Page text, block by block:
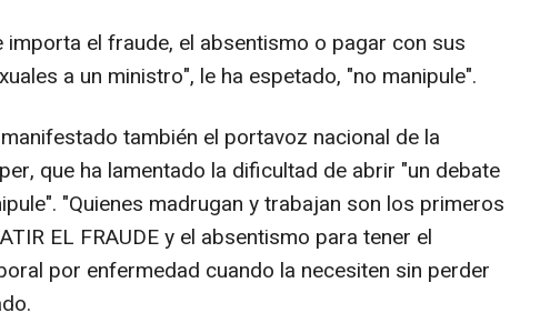
importa el fraude, el absentismo o pagar con sus
a un ministro", le ha espetado, "no manipule".
también el portavoz nacional de la
que ha lamentado la dificultad de abrir "un debate
"Quienes madrugan y trabajan son los primeros
EL FRAUDE y el absentismo para tener el
por enfermedad cuando la necesiten sin perder